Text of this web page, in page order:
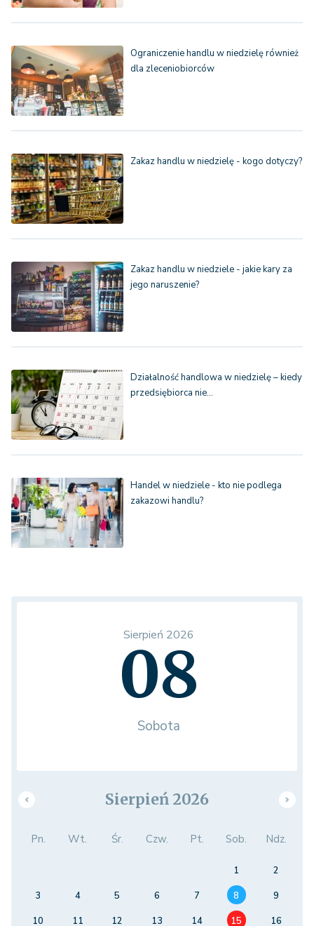
Ograniczenie handlu w niedzielę również
dla zleceniobiorców
Zakaz handlu w niedzielę - kogo dotyczy?
Zakaz handlu w niedziele - jakie kary za
jego naruszenie?
Działalność handlowa w niedzielę – kiedy
przedsiębiorca nie…
Handel w niedziele - kto nie podlega
zakazowi handlu?
Sierpień 2026
08
Sobota
Sierpień 2026
Pn. Wt. Śr. Czw. Pt. Sob. Ndz.
1
2
3
4 5 6 7 8
9
10
11 12 13 14 15 16